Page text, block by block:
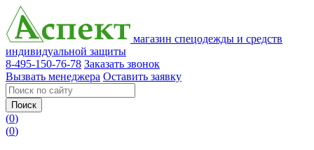
магазин спецодежды и средств
индивидуальной защиты
8-495-150-76-78 Заказать звонок
Вызвать менеджера Оставить заявку
Поиск
(0)
(0)